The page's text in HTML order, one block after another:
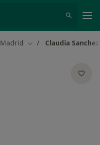
Madrid Cambiar de ciudad
Claudia